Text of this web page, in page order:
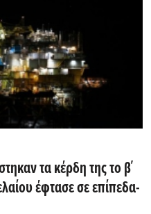
τα κέρδη της το β΄
έφτασε σε επίπεδα-